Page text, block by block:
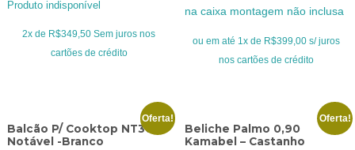
Produto indisponível
2x de R$349,50 Sem juros nos
cartões de crédito
R$549,00.R$399,00.
na caixa montagem não inclusa
ou em até 1x de R$399,00 s/ juros
nos cartões de crédito
Oferta!
Balcão P/ Cooktop NT3050
Notável -Branco
Oferta!
Beliche Palmo 0,90
Kamabel – Castanho